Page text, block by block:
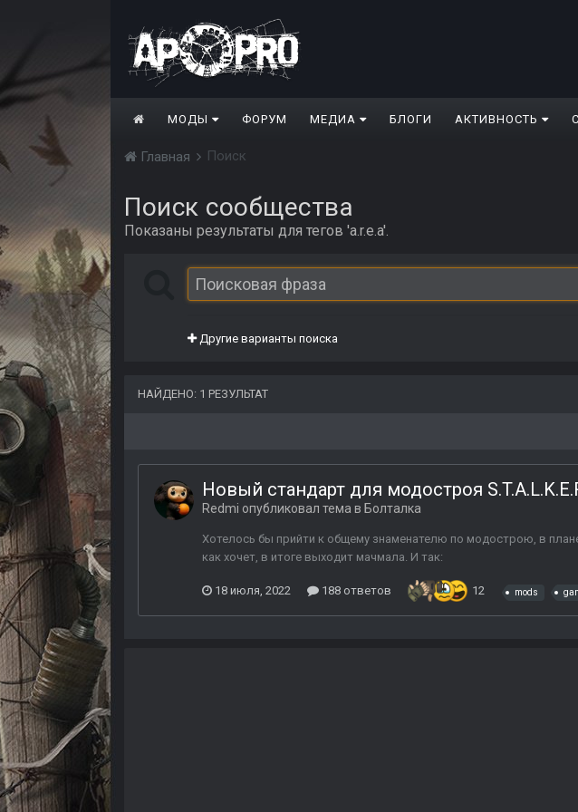
МОДЫ ФОРУМ МЕДИА БЛОГИ АКТИВНОСТЬ
Главная Поиск
Поиск сообщества
Показаны результаты для тегов 'a.r.e.a'.
Другие варианты поиска
НАЙДЕНО: 1 РЕЗУЛЬТАТ
Новый стандарт для модостроя
Redmi опубликовал тема в Болталка
Хотелось бы прийти к общему знаменателю по модострою, в
как хочет, в итоге выходит мачмала. И так:
18 июля, 2022 188 ответов 12 mods